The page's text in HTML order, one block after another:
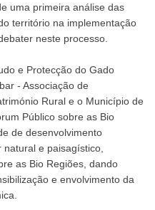
uma primeira análise das
território na implementação
neste processo.
e Protecção do Gado
- Associação de
Rural e o Município de
Público sobre as Bio
de desenvolvimento
e paisagístico,
as Bio Regiões, dando
e envolvimento da